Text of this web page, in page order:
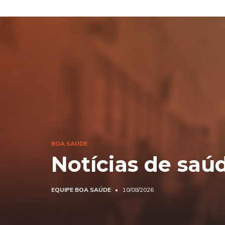
BOA SAÚDE
Notícias de
EQUIPE BOA SAÚDE 10/08/2026